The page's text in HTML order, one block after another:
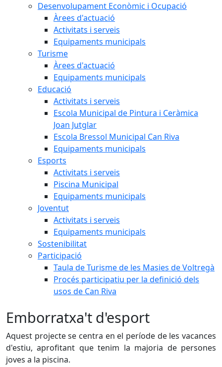
Desenvolupament Econòmic i Ocupació
Àrees d'actuació
Activitats i serveis
Equipaments municipals
Turisme
Àrees d'actuació
Equipaments municipals
Educació
Activitats i serveis
Escola Municipal de Pintura i Ceràmica
Joan Jutglar
Escola Bressol Municipal Can Riva
Equipaments municipals
Esports
Activitats i serveis
Piscina Municipal
Equipaments municipals
Joventut
Activitats i serveis
Equipaments municipals
Sostenibilitat
Participació
Taula de Turisme de les Masies de Voltregà
Procés participatiu per la definició dels
usos de Can Riva
Emborratxa't d'esport
Aquest projecte se centra en el període de les vacances
d'estiu, aprofitant que tenim la majoria de persones
joves a la piscina.